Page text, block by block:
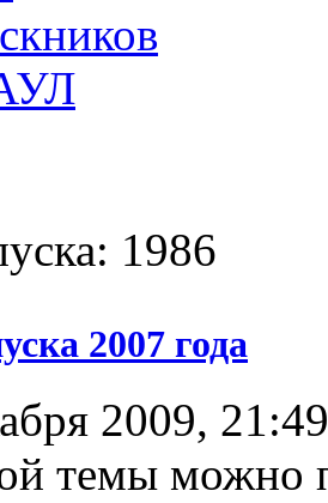
1986
2007 года
2009,
темы можно